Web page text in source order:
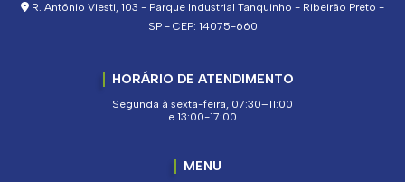
R. Antônio Viesti, 103 - Parque Industrial Tanquinho - Ribeirão Preto -
SP - CEP: 14075-660
HORÁRIO DE ATENDIMENTO
Segunda à sexta-feira, 07:30–11:00
e 13:00-17:00
MENU